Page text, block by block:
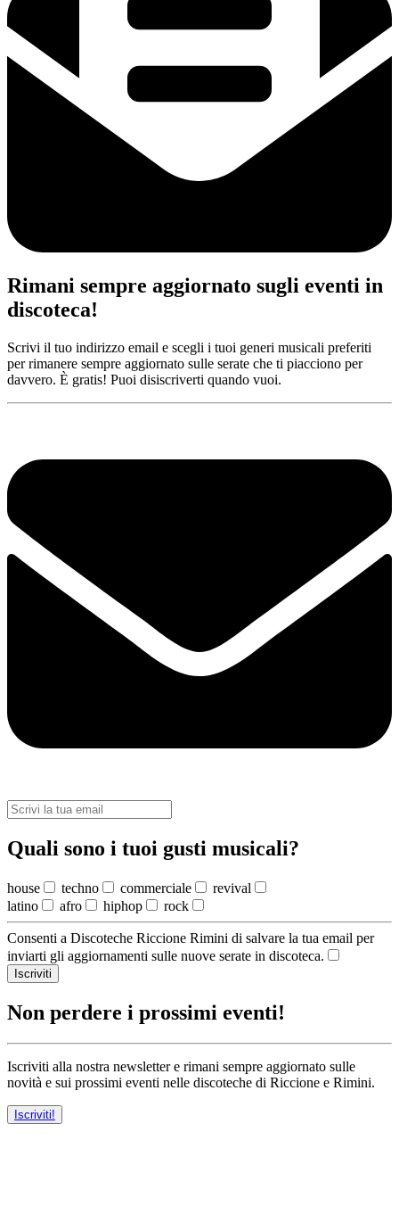
Rimani sempre aggiornato sugli eventi in
discoteca!
Scrivi il tuo indirizzo email e scegli i tuoi generi musicali preferiti
per rimanere sempre aggiornato sulle serate che ti piacciono per
davvero. È gratis! Puoi disiscriverti quando vuoi.
Quali sono i tuoi gusti musicali?
house techno commerciale
revival
latino
afro hiphop rock
Consenti a Discoteche Riccione Rimini di salvare la tua email per
inviarti gli aggiornamenti sulle nuove serate in discoteca.
Iscriviti
Non perdere i prossimi eventi!
Iscriviti alla nostra newsletter e rimani sempre aggiornato sulle
novità e sui prossimi eventi nelle discoteche di Riccione e Rimini.
Iscriviti!